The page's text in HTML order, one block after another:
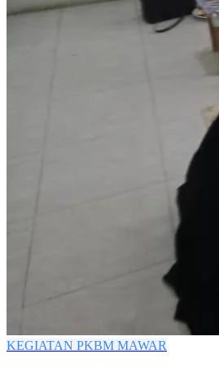
KEGIATAN PKBM MAWAR